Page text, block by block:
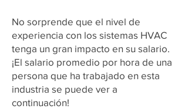
No sorprende que el nivel de
experiencia con los sistemas HVAC
tenga un gran impacto en su salario.
¡El salario promedio por hora de una
persona que ha trabajado en esta
industria se puede ver a
continuación!